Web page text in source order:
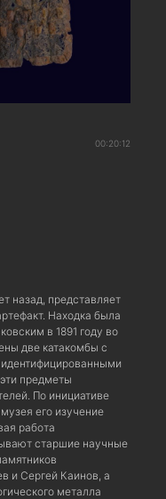
00:20:12
назад, представляет
Находка была
в 1891 году во
две катакомбы с
предметы
По инициативе
его изучение
работа
старшие научные
и Сергей Каинов, а
металла